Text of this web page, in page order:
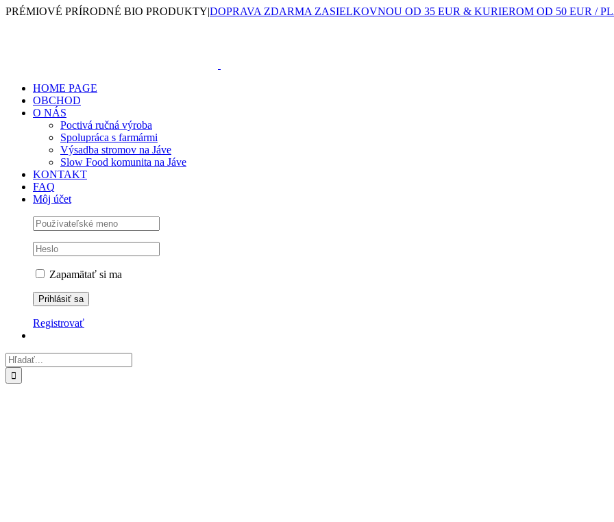
Skip
PRÉMIOVÉ PRÍRODNÉ BIO PRODUKTY|DOPRAVA ZDARMA ZASIELKOVNOU OD 35 EUR & KURIEROM OD 50 EUR /
HOME PAGE
OBCHOD
O NÁS
Poctivá ručná výroba
Spolupráca s farmármi
Výsadba stromov na Jáve
Slow Food komunita na Jáve
KONTAKT
FAQ
Môj účet
Zapamätať si ma
Registrovať
Hľadať: